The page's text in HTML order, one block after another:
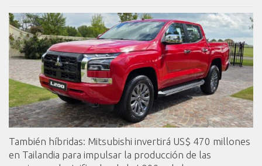
También híbridas: Mitsubishi invertirá US$ 470 millones
en Tailandia para impulsar la producción de las